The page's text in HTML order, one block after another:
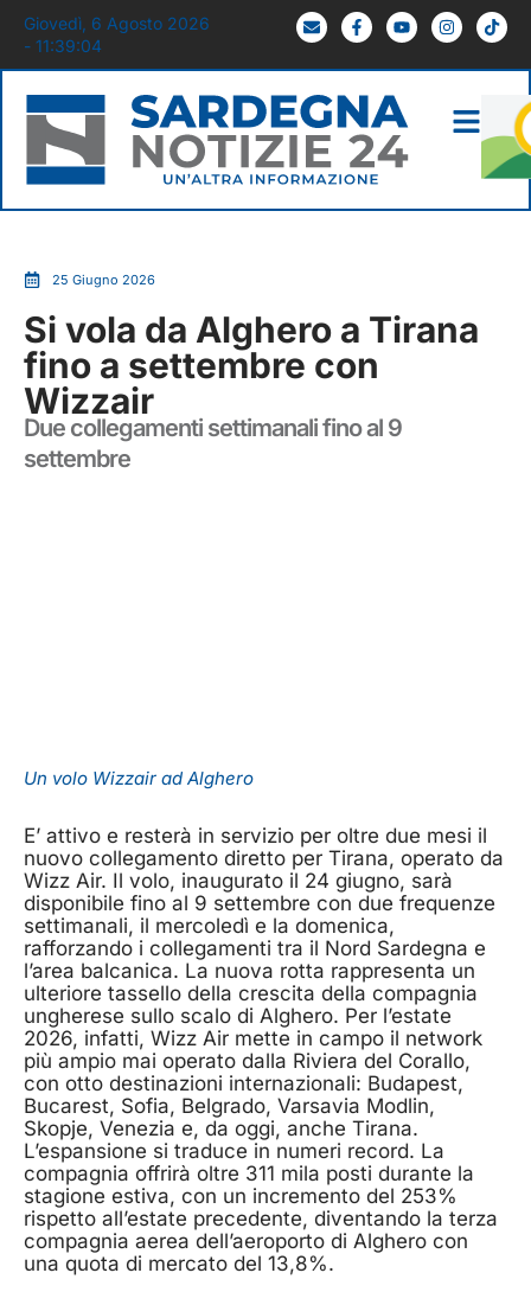
Giovedì, 6 Agosto 2026
- 11:39:05
25 Giugno 2026
Si vola da Alghero a Tirana
fino a settembre con
Wizzair
Due collegamenti settimanali fino al 9
settembre
Un volo Wizzair ad Alghero
E’ attivo e resterà in servizio per oltre due mesi il
nuovo collegamento diretto per Tirana, operato da
Wizz Air. Il volo, inaugurato il 24 giugno, sarà
disponibile fino al 9 settembre con due frequenze
settimanali, il mercoledì e la domenica,
rafforzando i collegamenti tra il Nord Sardegna e
l’area balcanica. La nuova rotta rappresenta un
ulteriore tassello della crescita della compagnia
ungherese sullo scalo di Alghero. Per l’estate
2026, infatti, Wizz Air mette in campo il network
più ampio mai operato dalla Riviera del Corallo,
con otto destinazioni internazionali: Budapest,
Bucarest, Sofia, Belgrado, Varsavia Modlin,
Skopje, Venezia e, da oggi, anche Tirana.
L’espansione si traduce in numeri record. La
compagnia offrirà oltre 311 mila posti durante la
stagione estiva, con un incremento del 253%
rispetto all’estate precedente, diventando la terza
compagnia aerea dell’aeroporto di Alghero con
una quota di mercato del 13,8%.